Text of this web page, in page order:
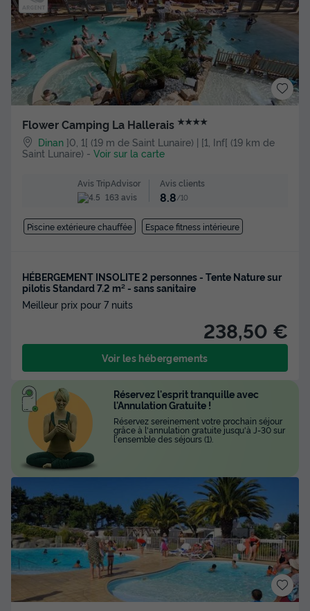
Flower Camping La Hallerais ★★★★
Dinan ]0, 1[ (19 m de Saint Lunaire) | [1, Inf[ (19 km de
Saint Lunaire) - Voir sur la carte
Avis TripAdvisor
163 avis
Avis clients
8.8/10
Piscine extérieure chauffée Espace fitness intérieure
HÉBERGEMENT INSOLITE 2 personnes - Tente Nature sur
pilotis Standard 7.2 m² - sans sanitaire
Meilleur prix pour 7 nuits
238,50 €
Voir les hébergements
Réservez l'esprit tranquille avec
l'Annulation Gratuite !
Réservez sereinement votre prochain séjour
grâce à l'annulation gratuite jusqu'à J-30 sur
l'ensemble des séjours (1).